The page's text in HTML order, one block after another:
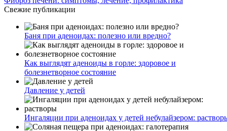
Свежие публикации
Баня при аденоидах: полезно или вредно?
Как выглядят аденоиды в горле: здоровое и
болезнетворное состояние
Давление у детей
Ингаляции при аденоидах у детей небулайзером: